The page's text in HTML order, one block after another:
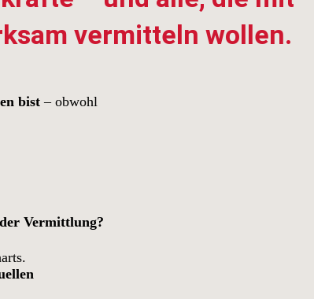
vermitteln wollen.
bist – obwohl
Vermittlung?